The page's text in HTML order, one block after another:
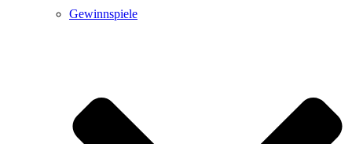
Gewinnspiele